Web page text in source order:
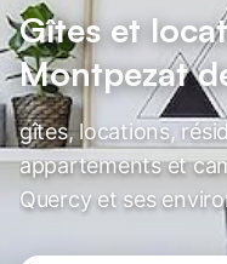
Gîtes et
Montpezat
gîtes, locations,
appartements et
Quercy et ses